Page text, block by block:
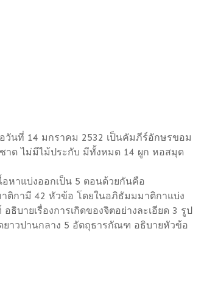
วันที่ 14 มกราคม 2532 เป็นคัมภีร์อักษรขอม
าด ไม่มีไม้ประกับ มีทั้งหมด 14 ผูก หอสมุด
หาแบ่งออกเป็น 5 ตอนด้วยกันคือ
ติกามี 42 หัวข้อ โดยในอภิธัมมมาติกาแบ่ง
ายเรื่องการเกิดของจิตอย่างละเอียด 3 รูป
าวปานกลาง 5 อัตถุธารกัณฑ อธิบายหัวข้อ